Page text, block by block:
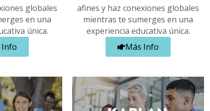
globales
en una
única.
Info
afines y haz conexiones globales
mientras te sumerges en una
experiencia educativa única.
Más Info